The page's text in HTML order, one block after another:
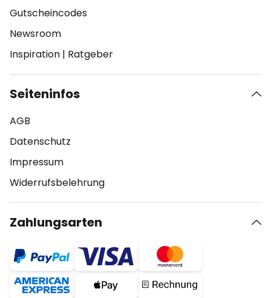
Gutscheincodes
Newsroom
Inspiration | Ratgeber
Seiteninfos
AGB
Datenschutz
Impressum
Widerrufsbelehrung
Zahlungsarten